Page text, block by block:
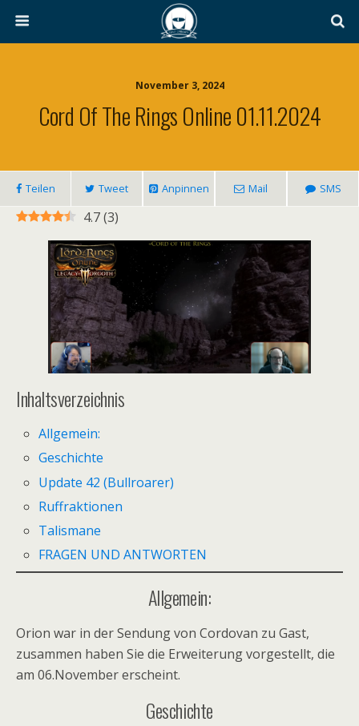
November 3, 2024
Cord Of The Rings Online 01.11.2024
Teilen Tweet Anpinnen Mail SMS
4.7(3)
Inhaltsverzeichnis
Allgemein:
Geschichte
Update 42 (Bullroarer)
Ruffraktionen
Talismane
FRAGEN UND ANTWORTEN
Allgemein:
Orion war in der Sendung von Cordovan zu Gast,
zusammen haben Sie die Erweiterung vorgestellt, die
am 06.November erscheint.
Geschichte